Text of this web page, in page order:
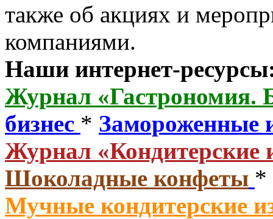
также об акциях и
компаниями.
Наши интернет-
Журнал «Гастрономия.
бизнес * Замороженные
Журнал «Кондитерские
Шоколадные конфеты *
Мучные кондитерские